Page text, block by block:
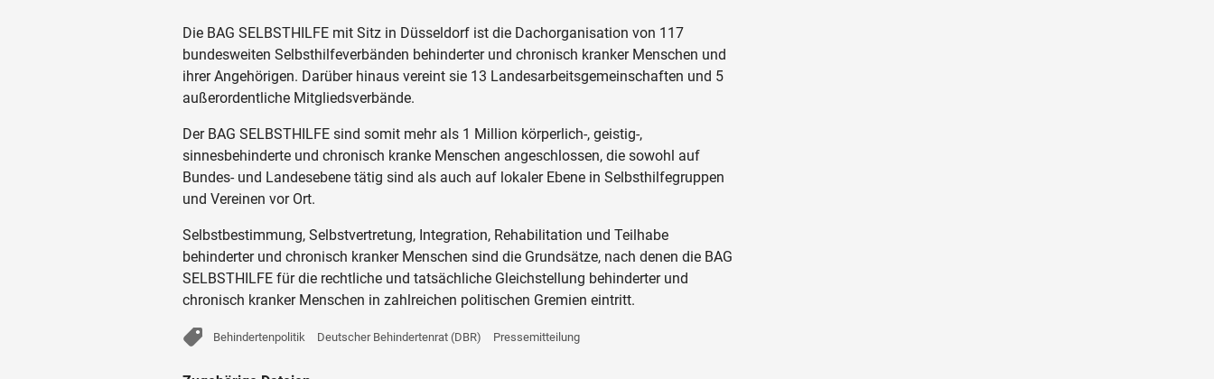
Die BAG SELBSTHILFE mit Sitz in Düsseldorf ist die Dachorganisation von 117
bundesweiten Selbsthilfeverbänden behinderter und chronisch kranker Menschen und
ihrer Angehörigen. Darüber hinaus vereint sie 13 Landesarbeitsgemeinschaften und 5
außerordentliche Mitgliedsverbände.
Der BAG SELBSTHILFE sind somit mehr als 1 Million körperlich-, geistig-,
sinnesbehinderte und chronisch kranke Menschen angeschlossen, die sowohl auf
Bundes- und Landesebene tätig sind als auch auf lokaler Ebene in Selbsthilfegruppen
und Vereinen vor Ort.
Selbstbestimmung, Selbstvertretung, Integration, Rehabilitation und Teilhabe
behinderter und chronisch kranker Menschen sind die Grundsätze, nach denen die BAG
SELBSTHILFE für die rechtliche und tatsächliche Gleichstellung behinderter und
chronisch kranker Menschen in zahlreichen politischen Gremien eintritt.
Behindertenpolitik Deutscher Behindertenrat (DBR) Pressemitteilung